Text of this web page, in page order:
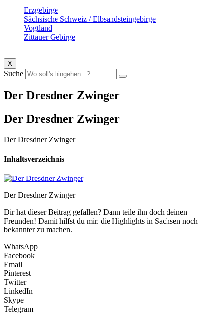
Erzgebirge
Sächsische Schweiz / Elbsandsteingebirge
Vogtland
Zittauer Gebirge
X
Suche
Der Dresdner Zwinger
Der Dresdner Zwinger
Der Dresdner Zwinger
Inhaltsverzeichnis
Der Dresdner Zwinger
Dir hat dieser Beitrag gefallen? Dann teile ihn doch deinen
Freunden! Damit hilfst du mir, die Highlights in Sachsen noch
bekannter zu machen.
WhatsApp
Facebook
Email
Pinterest
Twitter
LinkedIn
Skype
Telegram